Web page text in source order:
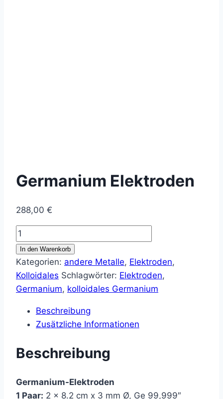
Germanium Elektroden
288,00 €
Germanium
Elektroden
Menge
In den Warenkorb
Kategorien: andere Metalle, Elektroden,
Kolloidales Schlagwörter: Elektroden,
Germanium, kolloidales Germanium
Beschreibung
Zusätzliche Informationen
Beschreibung
Germanium-Elektroden
1 Paar: 2 x 8.2 cm x 3 mm Ø, Ge 99,999″